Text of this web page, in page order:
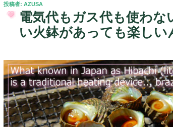
投
稿
日:
投稿者: AZUSA
電気代もガス代も使わな
い火鉢があっても楽しい